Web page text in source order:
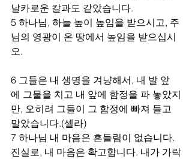
날카로운 칼과도 같았습니다.
5 하나님, 하늘 높이 높임을 받으시고, 주
님의 영광이 온 땅에서 높임을 받으십시
오.
6 그들은 내 생명을 겨냥해서, 내 발 앞
에 그물을 치고 내 앞에 함정을 파 놓았지
만, 오히려 그들이 그 함정에 빠져 들고
말았습니다.(셀라)
7 하나님 내 마음은 흔들림이 없습니다.
진실로, 내 마음은 확고합니다. 내가 가락